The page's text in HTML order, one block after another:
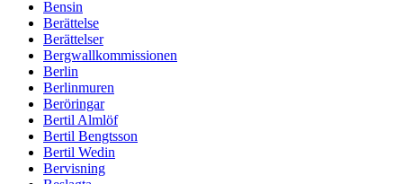
Bensin
Berättelse
Berättelser
Bergwallkommissionen
Berlin
Berlinmuren
Beröringar
Bertil Almlöf
Bertil Bengtsson
Bertil Wedin
Bervisning